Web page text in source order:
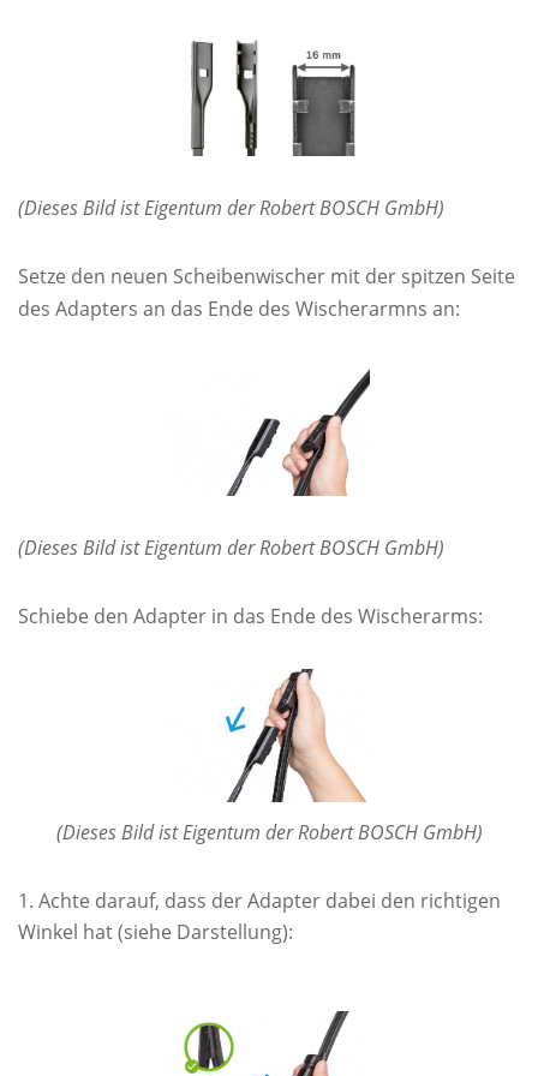
(Dieses Bild ist Eigentum der Robert BOSCH GmbH)
Setze den neuen Scheibenwischer mit der spitzen Seite
des Adapters an das Ende des Wischerarmns an:
(Dieses Bild ist Eigentum der Robert BOSCH GmbH)
Schiebe den Adapter in das Ende des Wischerarms:
(Dieses Bild ist Eigentum der Robert BOSCH GmbH)
Achte darauf, dass der Adapter dabei den richtigen
Winkel hat (siehe Darstellung):